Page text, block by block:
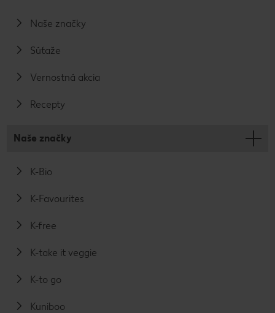
Naše značky
Súťaže
Vernostná akcia
Recepty
Naše značky
K-Bio
K-Favourites
K-free
K-take it veggie
K-to go
Kuniboo